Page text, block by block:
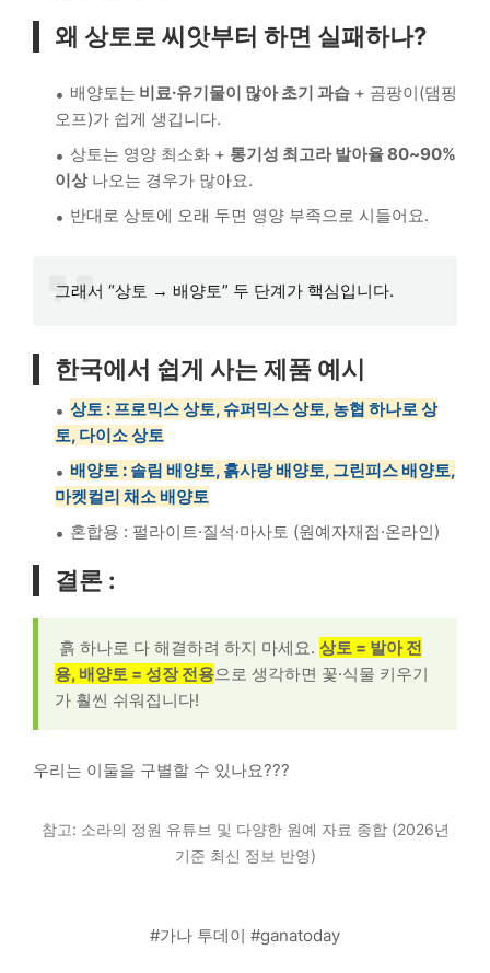
왜 상토로 씨앗부터 하면 실패하나?
배양토는 비료·유기물이 많아 초기 과습 + 곰팡이(댐핑
오프)가 쉽게 생깁니다.
상토는 영양 최소화 + 통기성 최고라 발아율 80~90%
이상나오는 경우가 많아요.
반대로 상토에 오래 두면 영양 부족으로 시들어요.
그래서 “상토 → 배양토” 두 단계가 핵심입니다.
한국에서 쉽게 사는 제품 예시
상토 : 프로믹스 상토, 슈퍼믹스 상토, 농협 하나로 상
토, 다이소 상토
배양토 : 솔림 배양토, 흙사랑 배양토, 그린피스 배양토,
마켓컬리 채소 배양토
혼합용 : 펄라이트·질석·마사토 (원예자재점·온라인)
결론 :
흙 하나로 다 해결하려 하지 마세요. 상토 = 발아 전
용, 배양토 = 성장 전용으로 생각하면 꽃·식물 키우기
가 훨씬 쉬워집니다!
우리는 이둘을 구별할 수 있나요???
참고: 소라의 정원 유튜브 및 다양한 원예 자료 종합 (2026년
기준 최신 정보 반영)
#가나 투데이 #ganatoday